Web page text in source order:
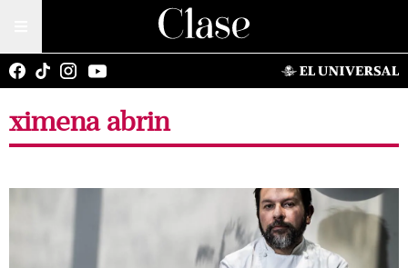
ximena abrin